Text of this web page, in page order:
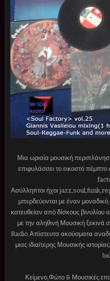
Μια ωριαία μουσική
επιφυλάσσει το εικοστό
Ασύλληπτοι ήχοι
μπερδεύονται με έναν
κατευθείαν από δίσκους
με την αληθινή Μουσική ξεκινά
Radio.Απίστευτα ακούσματα
μιας ιδιαίτερης Μουσικής
Κείμενο,Φώτο & Μουσικές